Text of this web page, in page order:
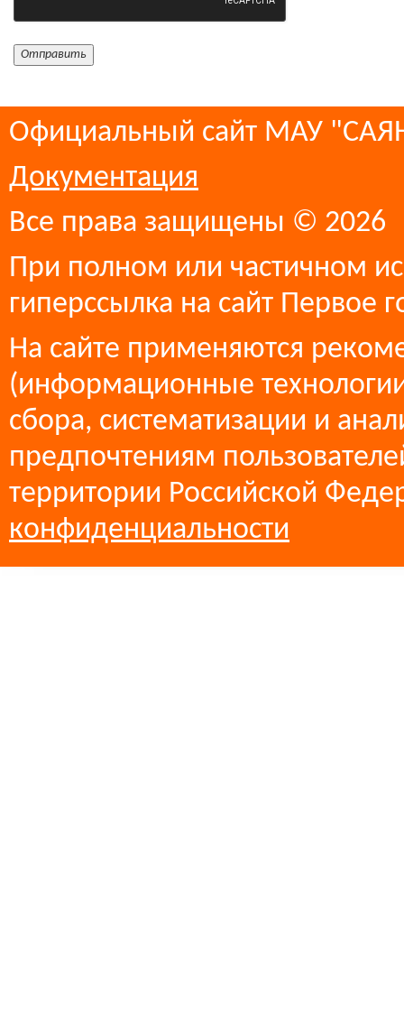
Официальный сайт МАУ
Документация
Все права защищены © 2026
При полном или частичном
гиперссылка на сайт Первое
На сайте применяются
(информационные
сбора, систематизации и
предпочтениям
территории Российской
конфиденциальности